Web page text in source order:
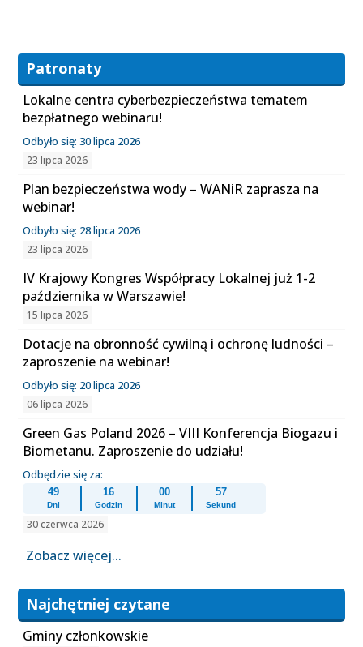
Patronaty
Lokalne centra cyberbezpieczeństwa tematem
bezpłatnego webinaru!
Odbyło się: 30 lipca 2026
23 lipca 2026
Plan bezpieczeństwa wody – WANiR zaprasza na
webinar!
Odbyło się: 28 lipca 2026
23 lipca 2026
IV Krajowy Kongres Współpracy Lokalnej już 1-2
października w Warszawie!
15 lipca 2026
Dotacje na obronność cywilną i ochronę ludności –
zaproszenie na webinar!
Odbyło się: 20 lipca 2026
06 lipca 2026
Green Gas Poland 2026 – VIII Konferencja Biogazu i
Biometanu. Zaproszenie do udziału!
Odbędzie się za:
49
Dni
16
Godzin
00
Minut
56
Sekund
30 czerwca 2026
Zobacz więcej...
Najchętniej czytane
Gminy członkowskie